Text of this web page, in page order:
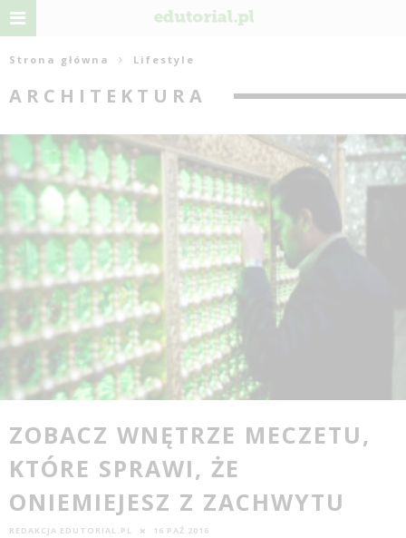
Strona główna Lifestyle
ARCHITEKTURA
ZOBACZ WNĘTRZE MECZETU,
KTÓRE SPRAWI, ŻE
ONIEMIEJESZ Z ZACHWYTU
REDAKCJA EDUTORIAL.PL 16 PAŹ 2016